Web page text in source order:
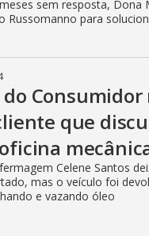
sem resposta, Dona
Russomanno para
Consumidor
que
Celene Santos
mas o veículo foi
e vazando óleo